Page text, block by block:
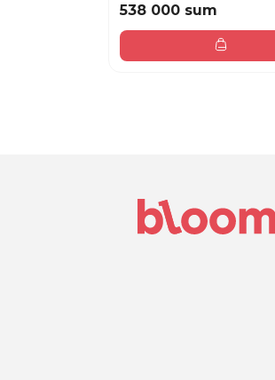
538 000 sum